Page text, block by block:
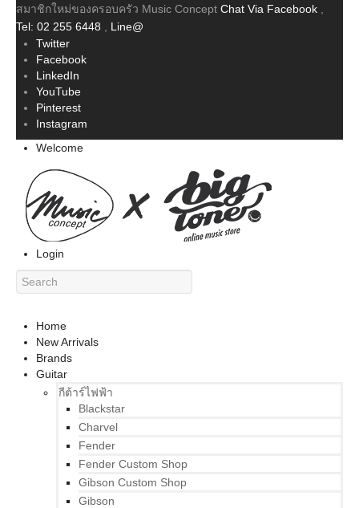
สมาชิกใหม่ของครอบครัว Music Concept Chat Via Facebook
Tel: 02 255 6448
Line@
Twitter
Facebook
LinkedIn
YouTube
Pinterest
Instagram
Welcome
Login
Home
New Arrivals
Brands
Guitar
กีต้าร์ไฟฟ้า
Blackstar
Charvel
Fender
Fender Custom Shop
Gibson Custom Shop
Gibson